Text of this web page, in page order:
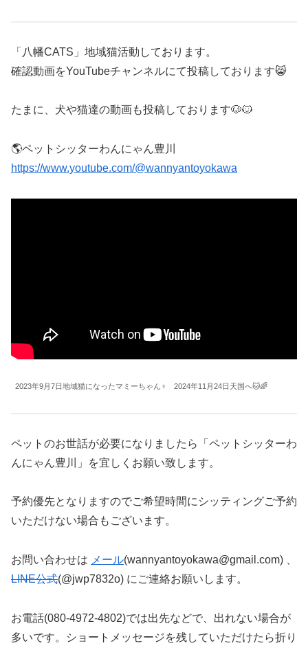
「八幡CATS」地域猫活動しております。
確認動画をYouTubeチャンネルにて投稿しております😸
たまに、犬や猫達の動画も投稿しております🐶🐱
🌎ペットシッターわんにゃん豊川
https://www.youtube.com/@wannyantoyokawa
2023年9月7日地域猫になったマミーちゃん♀ 2024年11月24日天国へ🐱🌈
ペットのお世話が必要になりましたら「ペットシッターわ
んにゃん豊川」を宜しくお願い致します。
予約優先となりますのでご希望時間にシッティングご予約
いただけない場合もございます。
お問い合わせは メール(wannyantoyokawa@gmail.com) 、
LINE公式(@jwp7832o) にご連絡お願いします。
お電話(080-4972-4802)では出先などで、出れない場合が
多いです。ショートメッセージを残していただけたら折り